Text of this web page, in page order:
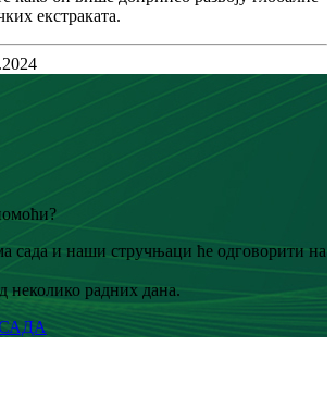
екстраката.
сада и наши стручњаци ће одговорити на
неколико радних дана.